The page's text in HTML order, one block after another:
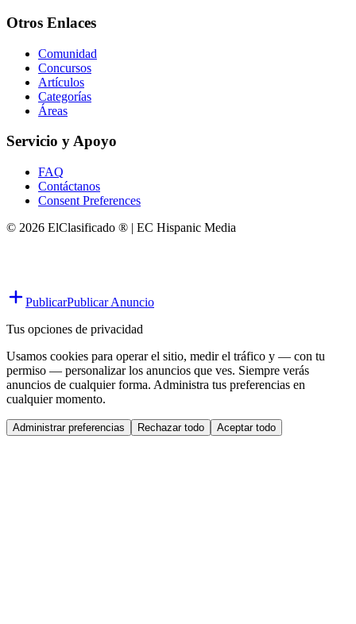
Otros Enlaces
Comunidad
Concursos
Artículos
Categorías
Áreas
Servicio y Apoyo
FAQ
Contáctanos
Consent Preferences
© 2026 ElClasificado ® | EC Hispanic Media
PublicarPublicar Anuncio
Tus opciones de privacidad
Usamos cookies para operar el sitio, medir el tráfico y — con tu
permiso — personalizar los anuncios que ves. Siempre verás
anuncios de cualquier forma. Administra tus preferencias en
cualquier momento.
Administrar preferencias Rechazar todo Aceptar todo